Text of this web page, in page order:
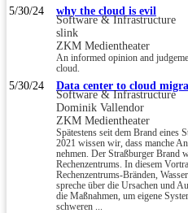
5/30/24 why the cloud is evil
Software & Infrastructure
slink
ZKM Medientheater
An informed opinion and
cloud.
5/30/24 Data center to cloud
Software & Infrastructure
Dominik Vallendor
ZKM Medientheater
Spätestens seit dem Brand eines
2021 wissen wir, dass manche
nehmen. Der Straßburger Brand
Rechenzentrums. In diesem
Rechenzentrums-Bränden,
spreche über die Ursachen und
die Maßnahmen, um eigene
schweren ...